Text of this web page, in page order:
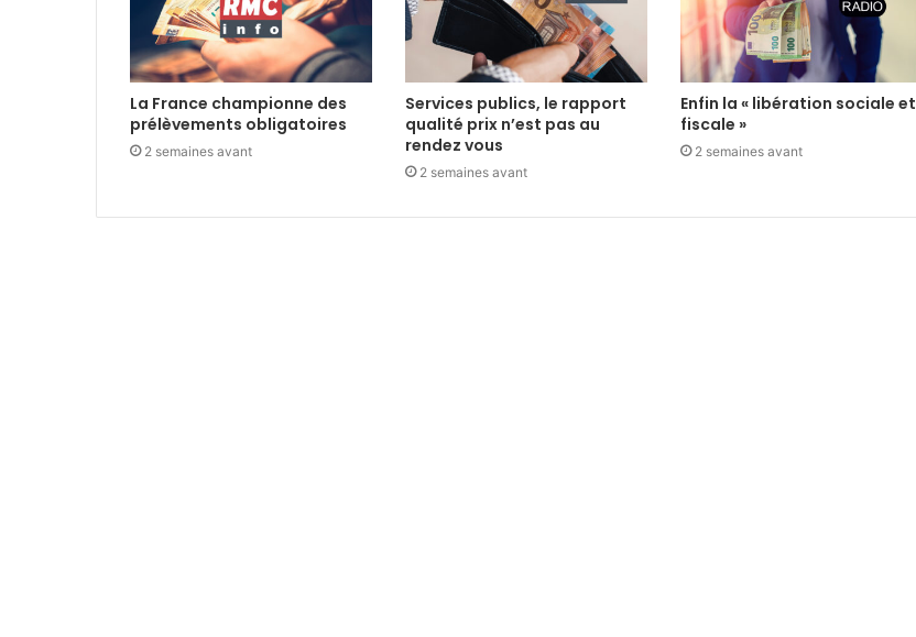
La France championne des
prélèvements obligatoires
2 semaines avant
Services publics, le rapport
qualité prix n’est pas au
rendez vous
2 semaines avant
Enfin la « libération sociale et
fiscale »
2 semaines avant